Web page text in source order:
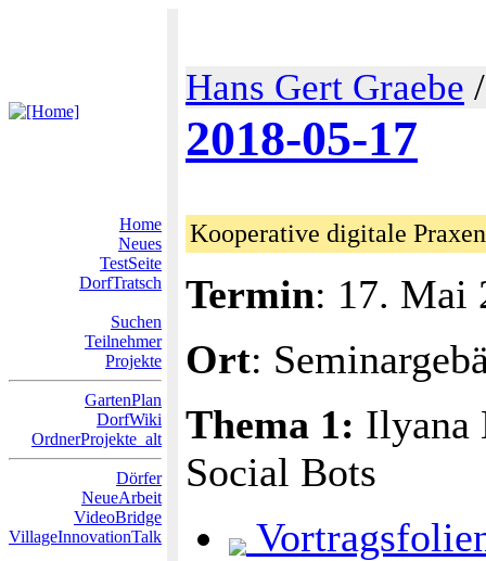
Hans Gert Graebe
2018-05-17
Home
Neues
TestSeite
DorfTratsch
Suchen
Teilnehmer
Projekte
GartenPlan
DorfWiki
OrdnerProjekte_alt
Dörfer
NeueArbeit
VideoBridge
VillageInnovationTalk
Kooperative digitale Praxen
Termin: 17. Mai
Ort:
Thema 1: Ilyana
Social Bots